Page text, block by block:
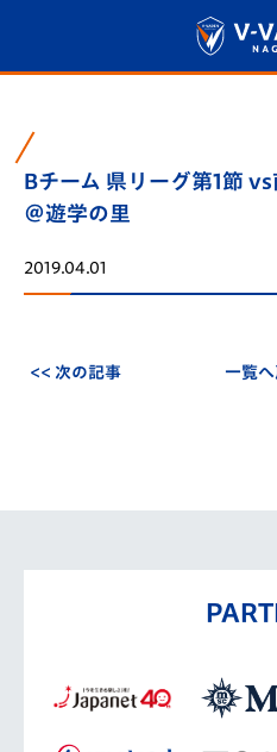
Bチーム 県リーグ第1節
＠遊学の里
2019.04.01
<< 次の記事 一覧へ